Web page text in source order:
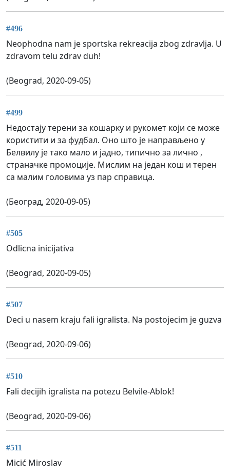
#496
Neophodna nam je sportska rekreacija zbog zdravlja. U
zdravom telu zdrav duh!
(Beograd, 2020-09-05)
#499
Недостају терени за кошарку и рукомет који се може
користити и за фудбал. Оно што је направљено у
Белвилу је тако мало и јадно, типично за лично ,
страначке промоције. Мислим на један кош и терен
са малим головима уз пар справица.
(Београд, 2020-09-05)
#505
Odlicna inicijativa
(Beograd, 2020-09-05)
#507
Deci u nasem kraju fali igralista. Na postojecim je guzva
(Beograd, 2020-09-06)
#510
Fali decijih igralista na potezu Belvile-Ablok!
(Beograd, 2020-09-06)
#511
Micić Miroslav